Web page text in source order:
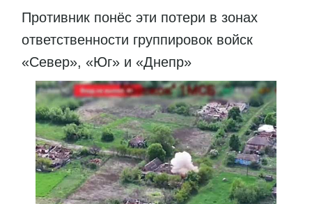
Противник понёс эти потери в зонах
ответственности группировок войск
«Север», «Юг» и «Днепр»